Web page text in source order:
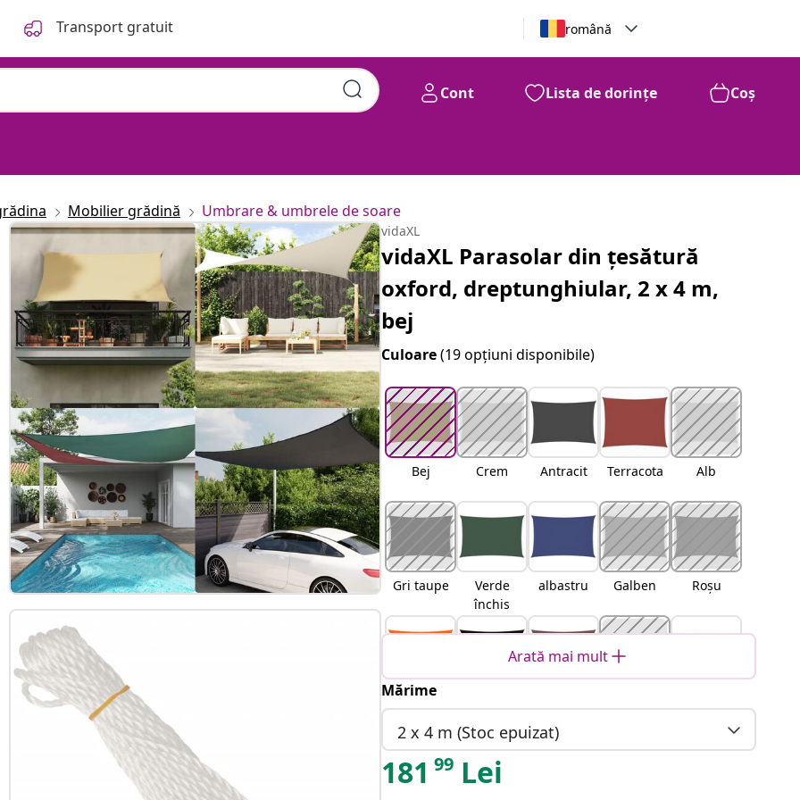
Transport gratuit română
Cont Lista de dorințe Coș
181 Lei
Mobilier grădină Umbrare & umbrele de soare
vidaXL
vidaXL Parasolar din țesătură
oxford, dreptunghiular, 2 x 4 m,
bej
Culoare(19 opțiuni disponibile)
Bej Crem Antracit Terracota Alb
Gri taupe
Verde
închis
albastru Galben Roșu
Portocali
Arată mai mult
Mărime
2 x 4 m (Stoc epuizat)
181 99 Lei